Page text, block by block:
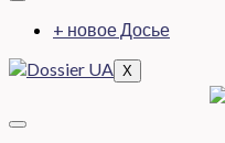
+ новое Досье
X